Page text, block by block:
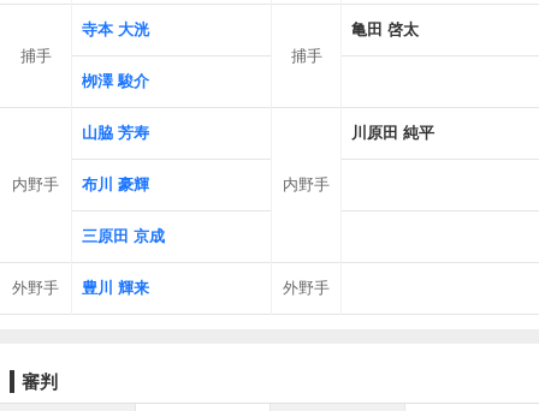
捕手
寺本 大洸
捕手
亀田 啓太
栁澤 駿介
内野手
山脇 芳寿
内野手
川原田 純平
布川 豪輝
三原田 京成
外野手 豊川 輝来 外野手
審判